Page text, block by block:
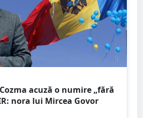
acuză o numire „fără
nora lui Mircea Govor